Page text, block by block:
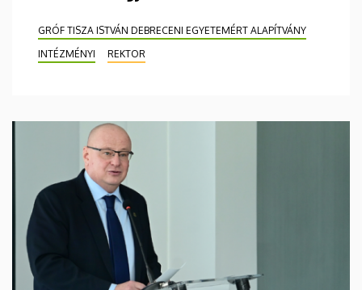
GRÓF TISZA ISTVÁN DEBRECENI EGYETEMÉRT ALAPÍTVÁNY
INTÉZMÉNYI
REKTOR